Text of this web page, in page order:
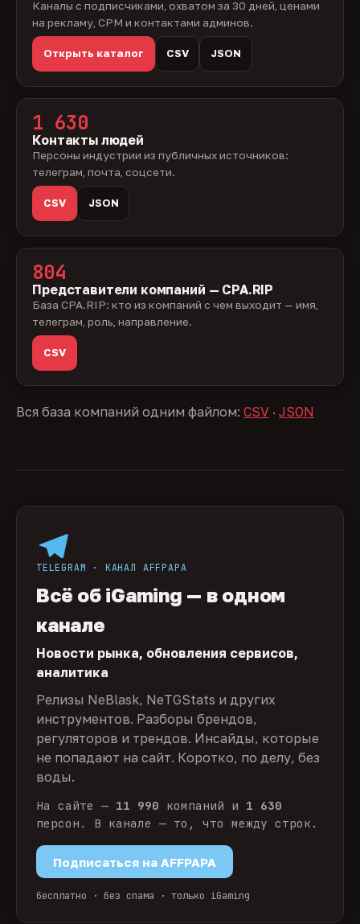
Каналы с подписчиками, охватом за 30 дней, ценами
на рекламу, CPM и контактами админов.
Открыть каталог CSV JSON
1 630
Контакты людей
Персоны индустрии из публичных источников:
телеграм, почта, соцсети.
CSV JSON
804
Представители компаний — CPA.RIP
База CPA.RIP: кто из компаний с чем выходит — имя,
телеграм, роль, направление.
CSV
Вся база компаний одним файлом: CSV · JSON
TELEGRAM · КАНАЛ AFFPAPA
Всё об iGaming — в одном
канале
Новости рынка, обновления сервисов,
аналитика
Релизы NeBlask, NeTGStats и других
инструментов. Разборы брендов,
регуляторов и трендов. Инсайды, которые
не попадают на сайт. Коротко, по делу, без
воды.
На сайте — 11 990 компаний и 1 630
персон. В канале — то, что между строк.
Подписаться на AFFPAPA
бесплатно · без спама · только iGaming